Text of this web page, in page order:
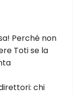
Perché non
Toti se la
chi